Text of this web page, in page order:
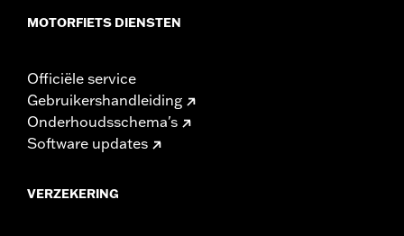
MOTORFIETS DIENSTEN
Officiële service
Gebruikershandleiding
Onderhoudsschema's
Software updates
VERZEKERING